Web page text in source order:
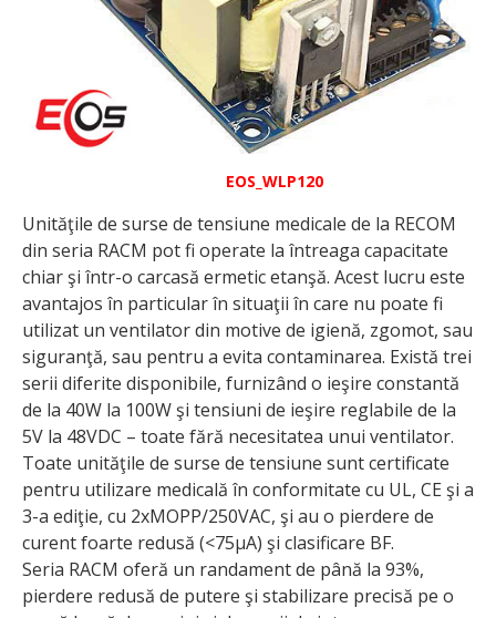
EOS_WLP120
Unităţile de surse de tensiune medicale de la RECOM
din seria RACM pot fi operate la întreaga capacitate
chiar şi într-o carcasă ermetic etanşă. Acest lucru este
avantajos în particular în situaţii în care nu poate fi
utilizat un ventilator din motive de igienă, zgomot, sau
siguranţă, sau pentru a evita contaminarea. Există trei
serii diferite disponibile, furnizând o ieşire constantă
de la 40W la 100W şi tensiuni de ieşire reglabile de la
5V la 48VDC – toate fără necesitatea unui ventilator.
Toate unităţile de surse de tensiune sunt certificate
pentru utilizare medicală în conformitate cu UL, CE şi a
3-a ediţie, cu 2xMOPP/250VAC, şi au o pierdere de
curent foarte redusă (<75μA) şi clasificare BF.
Seria RACM oferă un randament de până la 93%,
pierdere redusă de putere şi stabilizare precisă pe o